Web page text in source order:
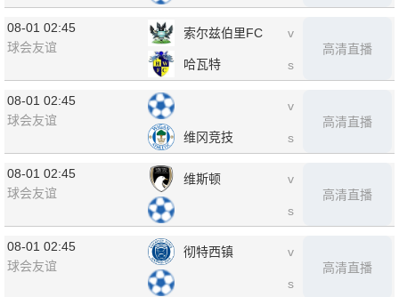
08-01 02:45
球会友谊
索尔兹伯里FC
哈瓦特
v
s
高清直播
08-01 02:45
球会友谊
维冈竞技
v
s
高清直播
08-01 02:45
球会友谊
维斯顿 v
s
高清直播
08-01 02:45
球会友谊
彻特西镇 v
s
高清直播